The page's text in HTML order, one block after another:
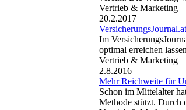
Vertrieb & Marketing
20.2.2017
Im
optimal erreichen
Vertrieb & Marketing
2.8.2016
Mehr Reichweite für
Schon im Mittelalter
Methode stützt. Durch